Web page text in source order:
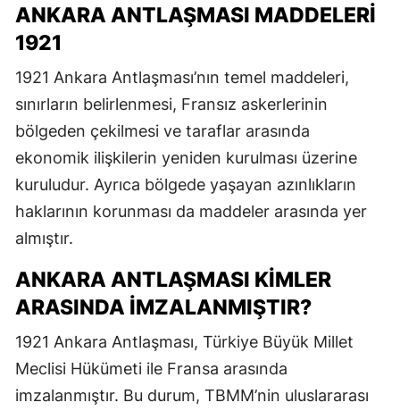
ANKARA ANTLAŞMASI MADDELERI
1921
1921 Ankara Antlaşması’nın temel maddeleri,
sınırların belirlenmesi, Fransız askerlerinin
bölgeden çekilmesi ve taraflar arasında
ekonomik ilişkilerin yeniden kurulması üzerine
kuruludur. Ayrıca bölgede yaşayan azınlıkların
haklarının korunması da maddeler arasında yer
almıştır.
ANKARA ANTLAŞMASI KIMLER
ARASINDA IMZALANMIŞTIR?
1921 Ankara Antlaşması, Türkiye Büyük Millet
Meclisi Hükümeti ile Fransa arasında
imzalanmıştır. Bu durum, TBMM’nin uluslararası